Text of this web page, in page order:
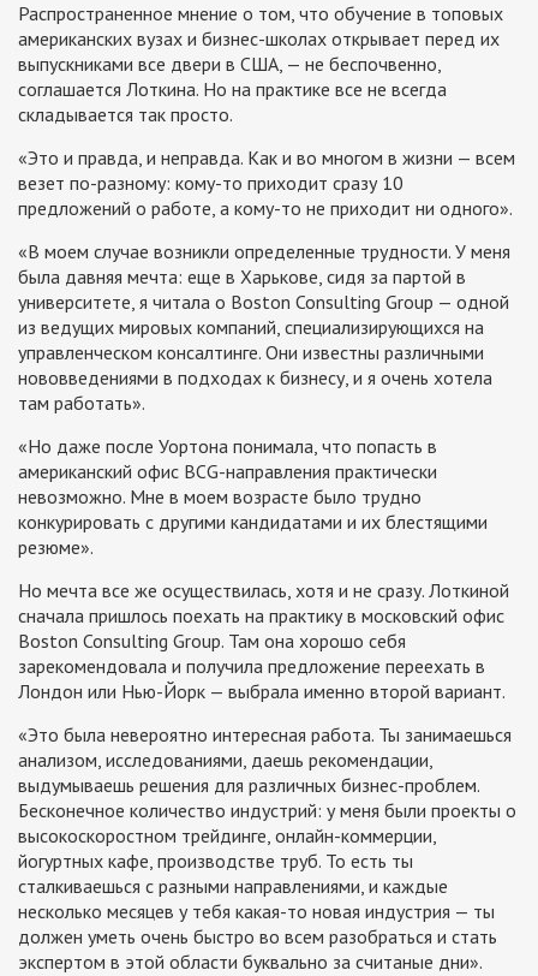
Распространенное мнение о том, что обучение в топовых
американских вузах и бизнес-школах открывает перед их
выпускниками все двери в США, — не беспочвенно,
соглашается Лоткина. Но на практике все не всегда
складывается так просто.
«Это и правда, и неправда. Как и во многом в жизни — всем
везет по-разному: кому-то приходит сразу 10
предложений о работе, а кому-то не приходит ни одного».
«В моем случае возникли определенные трудности. У меня
была давняя мечта: еще в Харькове, сидя за партой в
университете, я читала о Boston Consulting Group — одной
из ведущих мировых компаний, специализирующихся на
управленческом консалтинге. Они известны различными
нововведениями в подходах к бизнесу, и я очень хотела
там работать».
«Но даже после Уортона понимала, что попасть в
американский офис BCG-направления практически
невозможно. Мне в моем возрасте было трудно
конкурировать с другими кандидатами и их блестящими
резюме».
Но мечта все же осуществилась, хотя и не сразу. Лоткиной
сначала пришлось поехать на практику в московский офис
Boston Consulting Group. Там она хорошо себя
зарекомендовала и получила предложение переехать в
Лондон или Нью-Йорк — выбрала именно второй вариант.
«Это была невероятно интересная работа. Ты занимаешься
анализом, исследованиями, даешь рекомендации,
выдумываешь решения для различных бизнес-проблем.
Бесконечное количество индустрий: у меня были проекты о
высокоскоростном трейдинге, онлайн-коммерции,
йогуртных кафе, производстве труб. То есть ты
сталкиваешься с разными направлениями, и каждые
несколько месяцев у тебя какая-то новая индустрия — ты
должен уметь очень быстро во всем разобраться и стать
экспертом в этой области буквально за считаные дни».